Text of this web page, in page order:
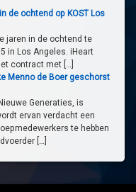
de ochtend op KOST Los
jaren in de ochtend te
in Los Angeles. iHeart
contract met […]
Menno de Boer geschorst
Generaties, is
ervan verdacht een
te hebben
[…]